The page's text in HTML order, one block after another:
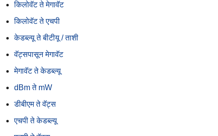
किलोवॅट ते मेगावॅट
किलोवॅट ते एचपी
केडब्ल्यू ते बीटीयू / ताशी
वॅट्सपासून मेगावॅट
मेगावॅट ते केडब्ल्यू
dBm ते mW
डीबीएम ते वॅट्स
एचपी ते केडब्ल्यू